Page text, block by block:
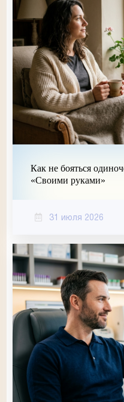
Как не бояться
«Своими руками»
31 июля 2026